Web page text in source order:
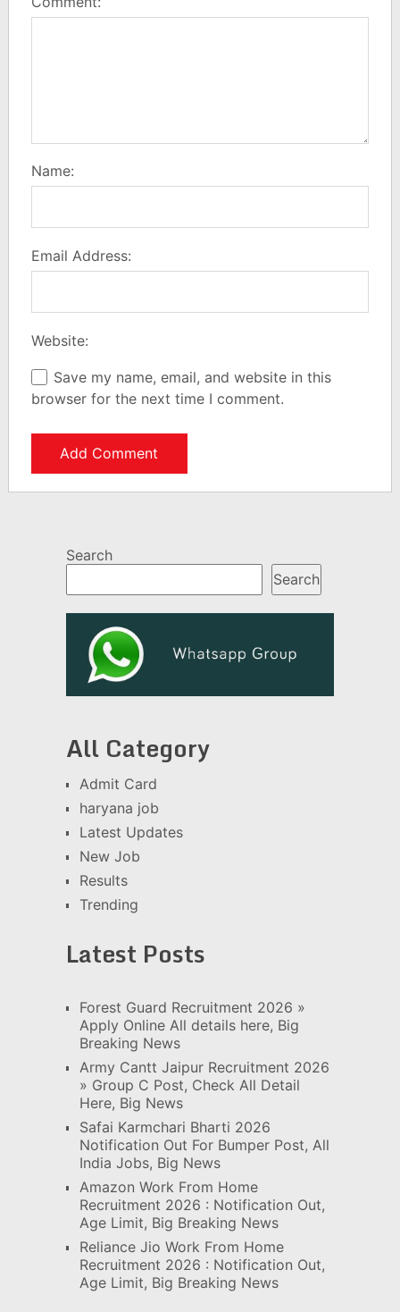
Name:
Email Address:
Website:
Save my name, email, and website in this
browser for the next time I comment.
Search
Search
All Category
Admit Card
haryana job
Latest Updates
New Job
Results
Trending
Latest Posts
Forest Guard Recruitment 2026 »
Apply Online All details here, Big
Breaking News
Army Cantt Jaipur Recruitment 2026
» Group C Post, Check All Detail
Here, Big News
Safai Karmchari Bharti 2026
Notification Out For Bumper Post, All
India Jobs, Big News
Amazon Work From Home
Recruitment 2026 : Notification Out,
Age Limit, Big Breaking News
Reliance Jio Work From Home
Recruitment 2026 : Notification Out,
Age Limit, Big Breaking News